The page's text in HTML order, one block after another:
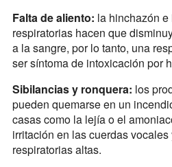
Falta de aliento: la hinchazón
respiratorias hacen que
a la sangre, por lo tanto, una
ser síntoma de intoxicación por
Sibilancias y ronquera: los
pueden quemarse en un
casas como la lejía o el
irritación en las cuerdas
respiratorias altas.